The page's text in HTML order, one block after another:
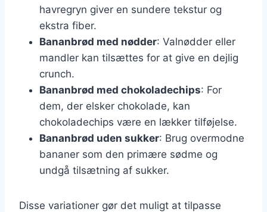
havregryn giver en sundere tekstur og
ekstra fiber.
Bananbrød med nødder: Valnødder eller
mandler kan tilsættes for at give en dejlig
crunch.
Bananbrød med chokoladechips: For
dem, der elsker chokolade, kan
chokoladechips være en lækker tilføjelse.
Bananbrød uden sukker: Brug overmodne
bananer som den primære sødme og
undgå tilsætning af sukker.
Disse variationer gør det muligt at tilpasse